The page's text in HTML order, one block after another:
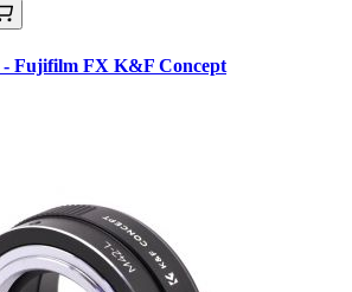
- Fujifilm FX K&F Concept